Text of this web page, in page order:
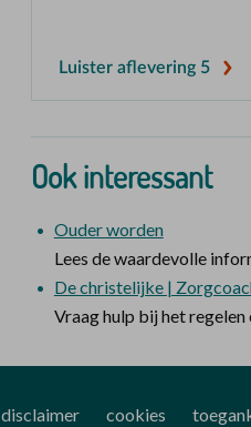
Luister aflevering 5
Ook interessant
Ouder worden
Lees de waardevolle
De christelijke |
Vraag hulp bij het regelen
disclaimer cookies